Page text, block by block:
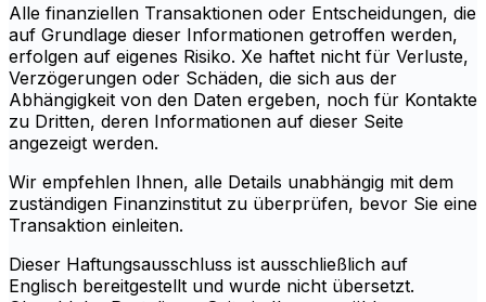
Alle finanziellen Transaktionen oder Entscheidungen, die
auf Grundlage dieser Informationen getroffen werden,
erfolgen auf eigenes Risiko. Xe haftet nicht für Verluste,
Verzögerungen oder Schäden, die sich aus der
Abhängigkeit von den Daten ergeben, noch für Kontakte
zu Dritten, deren Informationen auf dieser Seite
angezeigt werden.
Wir empfehlen Ihnen, alle Details unabhängig mit dem
zuständigen Finanzinstitut zu überprüfen, bevor Sie eine
Transaktion einleiten.
Dieser Haftungsausschluss ist ausschließlich auf
Englisch bereitgestellt und wurde nicht übersetzt.